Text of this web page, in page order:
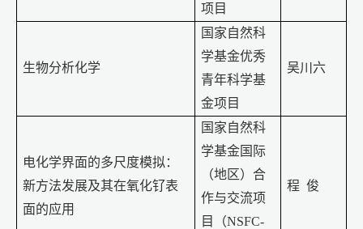
项目
生物分析化学
国家自然科
学基金优秀
青年科学基
金项目
吴川六
电化学界面的多尺度模拟：
新方法发展及其在氧化钌表
面的应用
国家自然科
学基金国际
（地区）合
作与交流项
目（NSFC-
程 俊